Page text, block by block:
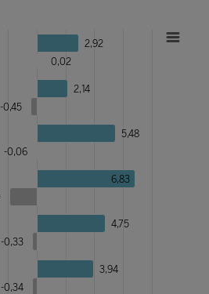
2,92
2,14
5,48
6,83
4,75
3,94
0,02
-0,45
-0,06
-0,33
-0,34